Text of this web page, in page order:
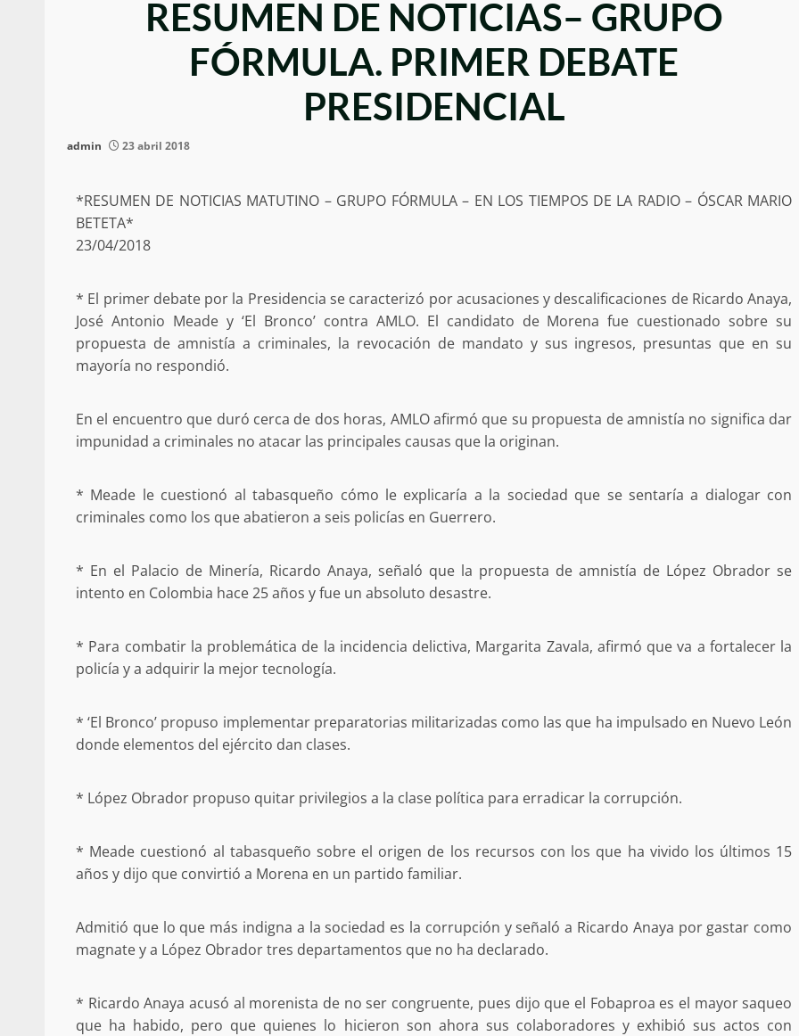
RESUMEN DE NOTICIAS– GRUPO
FÓRMULA. PRIMER DEBATE
PRESIDENCIAL
admin 23 abril 2018
*RESUMEN DE NOTICIAS MATUTINO – GRUPO FÓRMULA – EN LOS TIEMPOS DE LA RADIO – ÓSCAR MARIO
BETETA*
23/04/2018
* El primer debate por la Presidencia se caracterizó por acusaciones y descalificaciones de Ricardo Anaya,
José Antonio Meade y ‘El Bronco’ contra AMLO. El candidato de Morena fue cuestionado sobre su
propuesta de amnistía a criminales, la revocación de mandato y sus ingresos, presuntas que en su
mayoría no respondió.
En el encuentro que duró cerca de dos horas, AMLO afirmó que su propuesta de amnistía no significa dar
impunidad a criminales no atacar las principales causas que la originan.
* Meade le cuestionó al tabasqueño cómo le explicaría a la sociedad que se sentaría a dialogar con
criminales como los que abatieron a seis policías en Guerrero.
* En el Palacio de Minería, Ricardo Anaya, señaló que la propuesta de amnistía de López Obrador se
intento en Colombia hace 25 años y fue un absoluto desastre.
* Para combatir la problemática de la incidencia delictiva, Margarita Zavala, afirmó que va a fortalecer la
policía y a adquirir la mejor tecnología.
* ‘El Bronco’ propuso implementar preparatorias militarizadas como las que ha impulsado en Nuevo León
donde elementos del ejército dan clases.
* López Obrador propuso quitar privilegios a la clase política para erradicar la corrupción.
* Meade cuestionó al tabasqueño sobre el origen de los recursos con los que ha vivido los últimos 15
años y dijo que convirtió a Morena en un partido familiar.
Admitió que lo que más indigna a la sociedad es la corrupción y señaló a Ricardo Anaya por gastar como
magnate y a López Obrador tres departamentos que no ha declarado.
* Ricardo Anaya acusó al morenista de no ser congruente, pues dijo que el Fobaproa es el mayor saqueo
que ha habido, pero que quienes lo hicieron son ahora sus colaboradores y exhibió sus actos con
ANUNCIA SENADOR ANTONINO MORALES
MATERIA DE PENSIONES Y CONCUBINATO
20 febrero 2026
Ciudad Salud: justicia social para Oaxaca